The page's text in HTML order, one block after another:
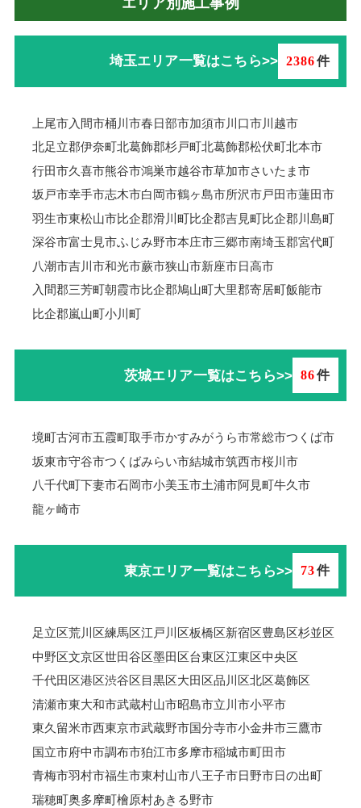
埼玉エリア一覧はこちら>> 2386件
上尾市入間市桶川市春日部市加須市川口市川越市
北足立郡伊奈町北葛飾郡杉戸町北葛飾郡松伏町北本市
行田市久喜市熊谷市鴻巣市越谷市草加市さいたま市
坂戸市幸手市志木市白岡市鶴ヶ島市所沢市戸田市蓮田市
羽生市東松山市比企郡滑川町比企郡吉見町比企郡川島町
深谷市富士見市ふじみ野市本庄市三郷市南埼玉郡宮代町
八潮市吉川市和光市蕨市狭山市新座市日高市
入間郡三芳町朝霞市比企郡鳩山町大里郡寄居町飯能市
比企郡嵐山町小川町
茨城エリア一覧はこちら>> 86件
境町古河市五霞町取手市かすみがうら市常総市つくば市
坂東市守谷市つくばみらい市結城市筑西市桜川市
八千代町下妻市石岡市小美玉市土浦市阿見町牛久市
龍ヶ崎市
東京エリア一覧はこちら>> 73件
足立区荒川区練馬区江戸川区板橋区新宿区豊島区杉並区
中野区文京区世田谷区墨田区台東区江東区中央区
千代田区港区渋谷区目黒区大田区品川区北区葛飾区
清瀬市東大和市武蔵村山市昭島市立川市小平市
東久留米市西東京市武蔵野市国分寺市小金井市三鷹市
国立市府中市調布市狛江市多摩市稲城市町田市
青梅市羽村市福生市東村山市八王子市日野市日の出町
瑞穂町奥多摩町檜原村あきる野市